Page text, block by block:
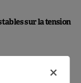
sur la tension
l’exercice physique
réduisent le risque
×